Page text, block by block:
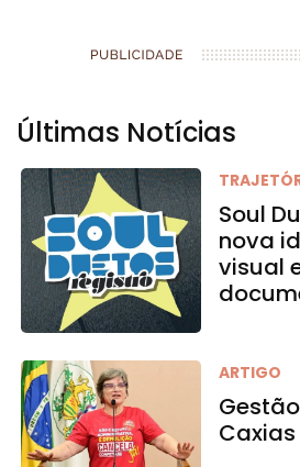
Últimas Notícias
Soul
nova
visual
ARTIGO